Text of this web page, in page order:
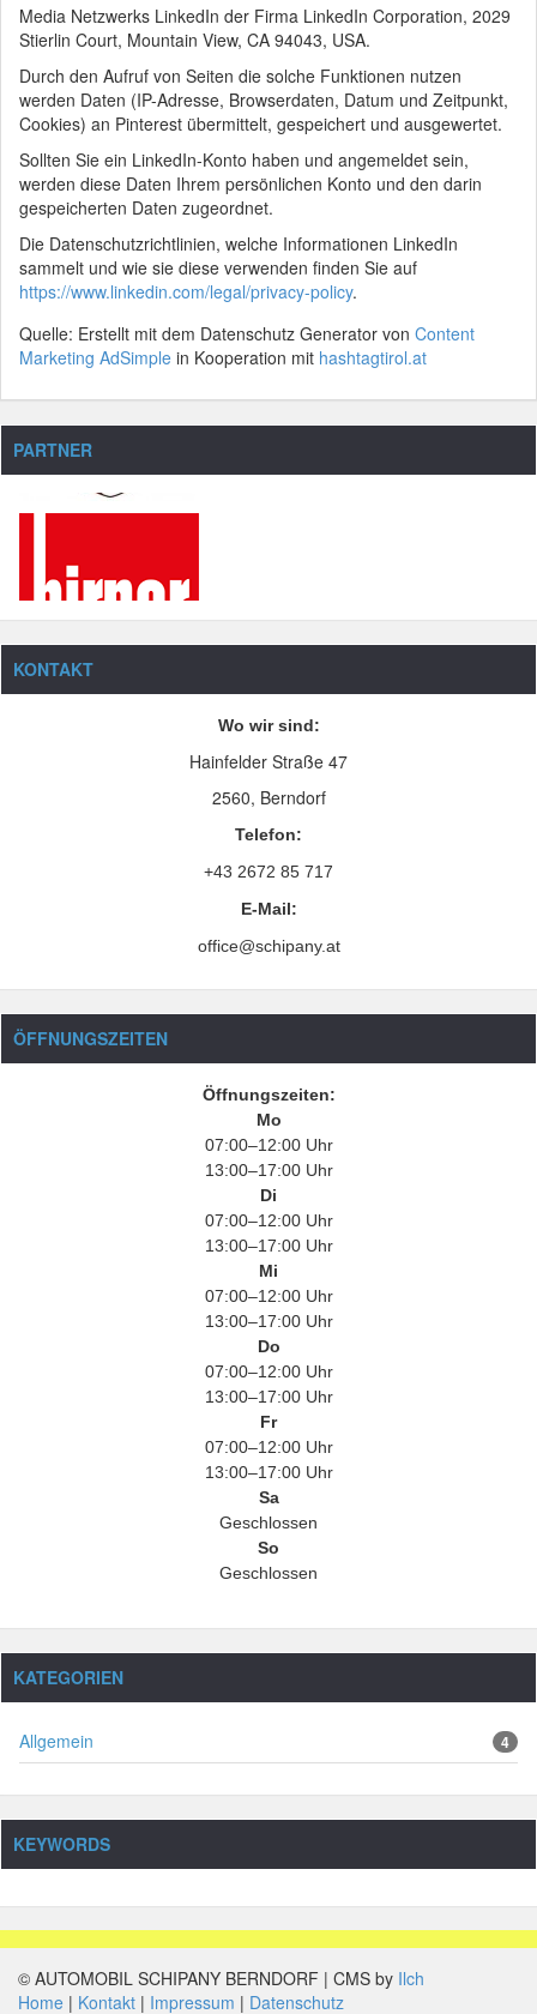
Media Netzwerks LinkedIn der Firma LinkedIn Corporation, 2029
Stierlin Court, Mountain View, CA 94043, USA.
Durch den Aufruf von Seiten die solche Funktionen nutzen
werden Daten (IP-Adresse, Browserdaten, Datum und Zeitpunkt,
Cookies) an Pinterest übermittelt, gespeichert und ausgewertet.
Sollten Sie ein LinkedIn-Konto haben und angemeldet sein,
werden diese Daten Ihrem persönlichen Konto und den darin
gespeicherten Daten zugeordnet.
Die Datenschutzrichtlinien, welche Informationen LinkedIn
sammelt und wie sie diese verwenden finden Sie auf
https://www.linkedin.com/legal/privacy-policy.
Quelle: Erstellt mit dem Datenschutz Generator von Content
Marketing AdSimple in Kooperation mit hashtagtirol.at
PARTNER
KONTAKT
Wo wir sind:
Hainfelder Straße 47
2560, Berndorf
Telefon:
+43 2672 85 717
E-Mail:
office@schipany.at
ÖFFNUNGSZEITEN
Öffnungszeiten:
Mo
07:00–12:00 Uhr
13:00–17:00 Uhr
Di
07:00–12:00 Uhr
13:00–17:00 Uhr
Mi
07:00–12:00 Uhr
13:00–17:00 Uhr
Do
07:00–12:00 Uhr
13:00–17:00 Uhr
Fr
07:00–12:00 Uhr
13:00–17:00 Uhr
Sa
Geschlossen
So
Geschlossen
KATEGORIEN
Allgemein 4
KEYWORDS
© AUTOMOBIL SCHIPANY BERNDORF | CMS by Ilch
Home
Kontakt Impressum Datenschutz